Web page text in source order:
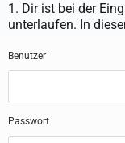
1. Dir ist bei der
unterlaufen. In
Benutzer
Passwort